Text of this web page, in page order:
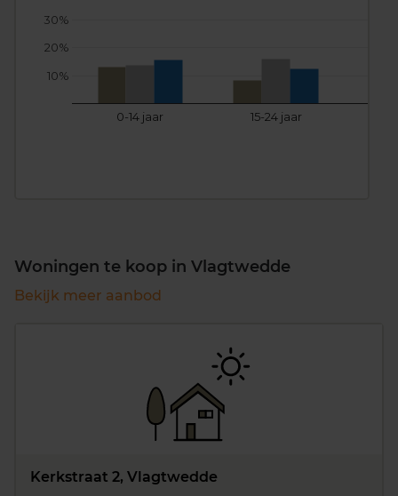
0-14 jaar 15-24 jaar
10%
20%
30%
Woningen te koop in Vlagtwedde
Bekijk meer aanbod
Kerkstraat 2, Vlagtwedde